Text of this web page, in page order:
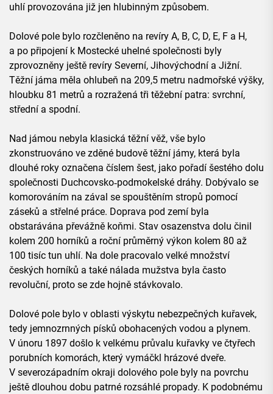
uhlí provozována již jen hlubinným způsobem.
Dolové pole bylo rozčleněno na revíry A, B, C, D, E, F a H,
a po připojení k Mostecké uhelné společnosti byly
zprovozněny ještě revíry Severní, Jihovýchodní a Jižní.
Těžní jáma měla ohlubeň na 209,5 metru nadmořské výšky,
hloubku 81 metrů a rozražená tři těžební patra: svrchní,
střední a spodní.
Nad jámou nebyla klasická těžní věž, vše bylo
zkonstruováno ve zděné budově těžní jámy, která byla
dlouhé roky označena číslem šest, jako pořadí šestého dolu
společnosti Duchcovsko‑podmokelské dráhy. Dobývalo se
komorováním na zával se spouštěním stropů pomocí
záseků a střelné práce. Doprava pod zemí byla
obstarávána převážně koňmi. Stav osazenstva dolu činil
kolem 200 horníků a roční průměrný výkon kolem 80 až
100 tisíc tun uhlí. Na dole pracovalo velké množství
českých horníků a také nálada mužstva byla často
revoluční, proto se zde hojně stávkovalo.
Dolové pole bylo v oblasti výskytu nebezpečných kuřavek,
tedy jemnozrnných písků obohacených vodou a plynem.
V únoru 1897 došlo k velkému průvalu kuřavky ve čtyřech
porubních komorách, který vymáčkl hrázové dveře.
V severozápadním okraji dolového pole byly na povrchu
ještě dlouhou dobu patrné rozsáhlé propady. K podobnému